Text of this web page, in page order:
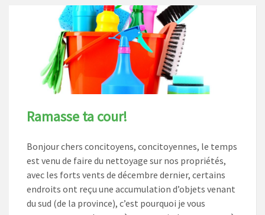
Ramasse ta cour!
Bonjour chers concitoyens, concitoyennes, le temps
est venu de faire du nettoyage sur nos propriétés,
avec les forts vents de décembre dernier, certains
endroits ont reçu une accumulation d’objets venant
du sud (de la province), c’est pourquoi je vous